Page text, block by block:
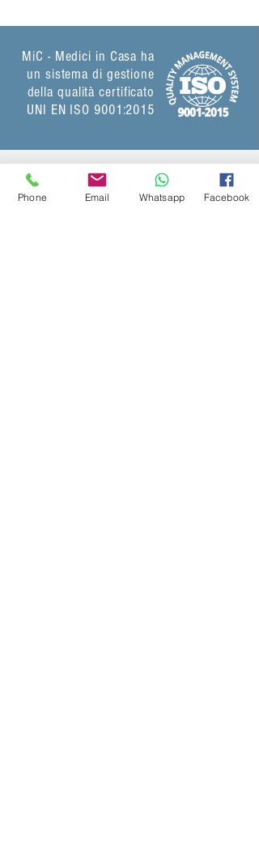
MiC - Medici in Casa ha
un sistema di gestione
della qualità certificato
UNI EN ISO 9001:2015
Phone Email Whatsapp Facebook